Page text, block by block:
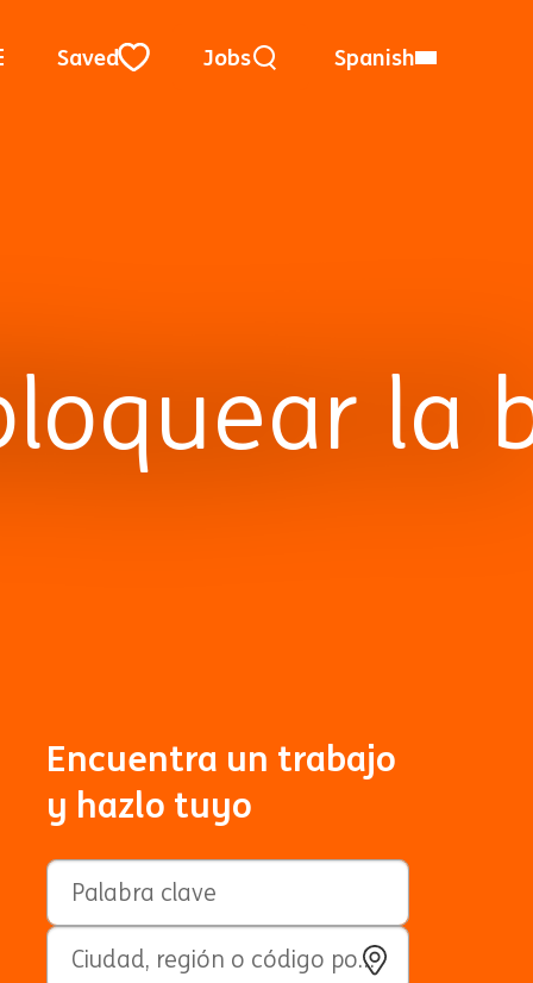
Saved Jobs
Close
Spanish
la
Encuentra un trabajo
y hazlo tuyo
Búsqueda por palabra clave
Ciudad, región o código postal Utilizar mi localización